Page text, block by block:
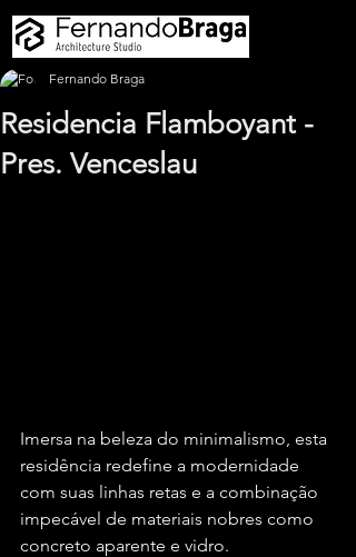
Residencia Flamboyant -
Pres. Venceslau
Fernando Braga
Imersa na beleza do minimalismo, esta
residência redefine a modernidade
com suas linhas retas e a combinação
impecável de materiais nobres como
concreto aparente e vidro.